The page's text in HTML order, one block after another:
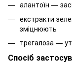
алантоїн —
екстракти
зміцнюють
трегалоза —
Спосіб